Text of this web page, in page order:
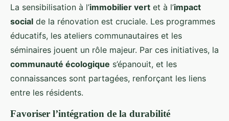
La sensibilisation à l’immobilier vert et à l’impact
social de la rénovation est cruciale. Les programmes
éducatifs, les ateliers communautaires et les
séminaires jouent un rôle majeur. Par ces initiatives, la
communauté écologique s’épanouit, et les
connaissances sont partagées, renforçant les liens
entre les résidents.
Favoriser l’intégration de la durabilité